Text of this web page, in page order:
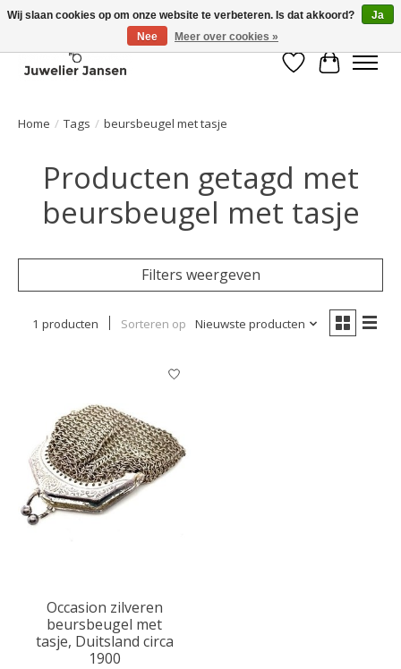
Verlanglijst
Home / Tags / beursbeugel met tasje
Producten getagd met
beursbeugel met tasje
Filters weergeven
1 producten Sorteren op Nieuwste producten
Occasion zilveren
beursbeugel met
tasje, Duitsland circa
1900
Wij slaan cookies op om onze website te verbeteren. Is dat akkoord?
Ja
Nee
Meer over cookies »